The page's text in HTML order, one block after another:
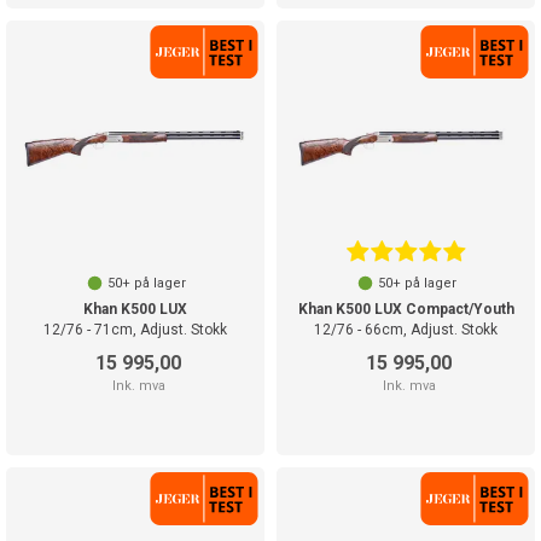
Forskjellige
hagletyper
hagletypen i Norge er
over/under-hagler,
mer klassisk variant
er side/side-hagler,
der løpene ligger ved
siden av hverandre.
På begge disse
Halvautomatiske
50+på lager
Khan K500 LUX
12/76 - 71cm, Adjust. Stokk
15 995,00
Ink. mva
50+på lager
Khan K500 LUX Compact/Youth
12/76 - 66cm, Adjust. Stokk
15 995,00
Ink. mva